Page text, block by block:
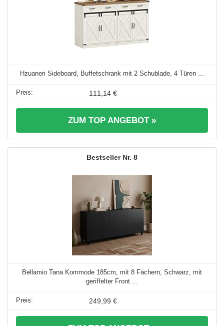
Hzuaneri Sideboard, Buffetschrank mit 2 Schublade, 4 Türen ...
111,14 €
ZUM TOP ANGEBOT »
8
Bellamio Tana Kommode 185cm, mit 8 Fächern, Schwarz, mit
geriffelter Front ...
249,99 €